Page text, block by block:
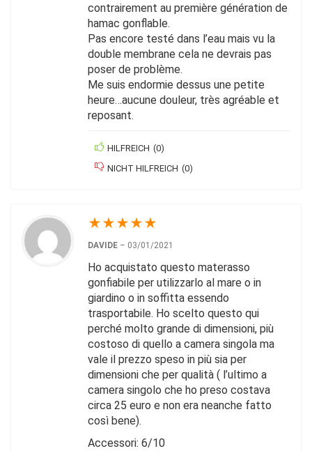
contrairement au première génération de
hamac gonflable.
Pas encore testé dans l’eau mais vu la
double membrane cela ne devrais pas
poser de problème.
Me suis endormie dessus une petite
heure…aucune douleur, très agréable et
reposant.
HILFREICH (0)
NICHT HILFREICH (0)
★★★★★
DAVIDE – 03/01/2021
Ho acquistato questo materasso
gonfiabile per utilizzarlo al mare o in
giardino o in soffitta essendo
trasportabile. Ho scelto questo qui
perché molto grande di dimensioni, più
costoso di quello a camera singola ma
vale il prezzo speso in più sia per
dimensioni che per qualità ( l’ultimo a
camera singolo che ho preso costava
circa 25 euro e non era neanche fatto
così bene).
Accessori: 6/10